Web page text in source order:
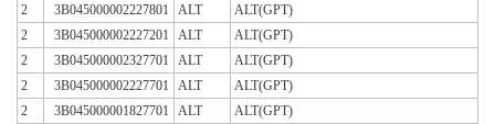
2
3B045000002227801 ALT
ALT(GPT)
2
3B045000002227201 ALT
ALT(GPT)
2
3B045000002327701 ALT
ALT(GPT)
2
3B045000002227701 ALT
ALT(GPT)
2
3B045000001827701 ALT ALT(GPT)